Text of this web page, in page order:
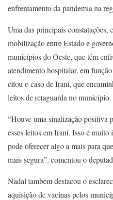
enfrentamento da pandemia na
Uma das principais
mobilização entre Estado e
municípios do Oeste, que têm
atendimento hospitalar, em
citou o caso de Irani, que
leitos de retaguarda no município.
“Houve uma sinalização positiva
esses leitos em Irani. Isso é
pode oferecer algo a mais para
mais segura”, comentou o
Nadal também destacou o
aquisição de vacinas pelos